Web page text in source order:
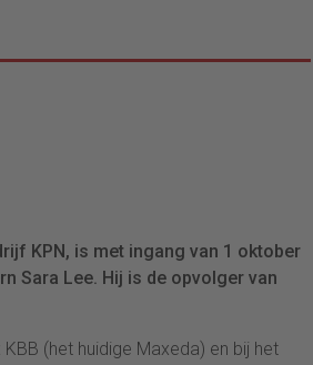
KPN, is met ingang van 1 oktober
Sara Lee. Hij is de opvolger van
(het huidige Maxeda) en bij het